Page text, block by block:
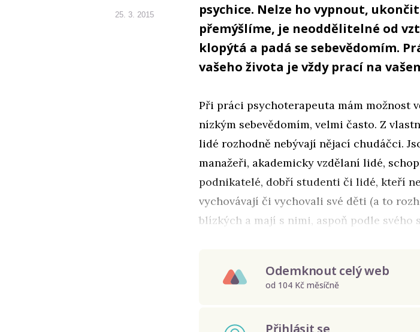
25. 3. 2015
psychice. Nelze ho vypnout,
přemýšlíme, je neoddělitelné od
klopýtá a padá se sebevědomím.
vašeho života je vždy prací na
Při práci psychoterapeuta mám možnost
nízkým sebevědomím, velmi často. Z
lidé rozhodně nebývají nějací chudáčci.
manažeři, akademicky vzdělaní lidé,
podnikatelé, dobří studenti či lidé, kteří
vychovávají či vychovali své děti (a to
blízkých a mají s nimi, aspoň podle svého
Odemknout celý web
od 104 Kč měsíčně
Přihlásit se